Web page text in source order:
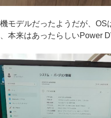
モデルだったようだが、OS
本来はあったらしいPower